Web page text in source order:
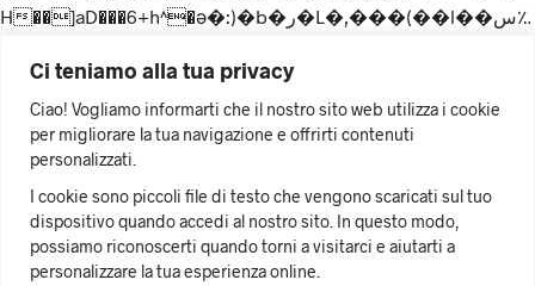
Ci teniamo alla tua privacy
Ciao! Vogliamo informarti che il nostro sito web utilizza i cookie
per migliorare la tua navigazione e offrirti contenuti
personalizzati.
I cookie sono piccoli file di testo che vengono scaricati sul tuo
dispositivo quando accedi al nostro sito. In questo modo,
possiamo riconoscerti quando torni a visitarci e aiutarti a
personalizzare la tua esperienza online.
H��]aD���6+h^�ә�:)�b�ر�L�,���(��l��س؉
���*)xj�p̗��P@�z��(~Oy0�剥
���:I��ECt����qi��N�@�d4�^�>_\��
����e��DmL-
c�;��j8�]oN�u���������0ڵr#T�L�
��k�%w���zڝ�ʚI��eNz*rC�\�^d"
zH�j�k͊�.@C��5�3ϑ21�0z�i�l.
���̋�M64(F�l�,N%�K�6Ǣ!Z�C?
g�)���@#;����i*�M��0����c��V$V̭H